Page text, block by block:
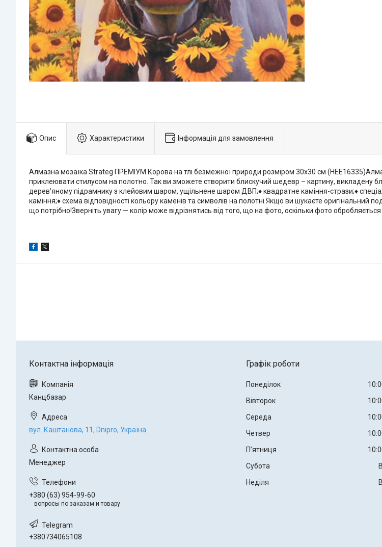
Опис Характеристики Інформація для замовлення
Алмазна мозаїка Strateg ПРЕМІУМ Корова на тлі безмежної природи розміром 30х30 см
приклеювати стилусом на полотно. Так ви зможете створити блискучий шедевр – картину, викладену
дерев'яному підрамнику з клейовим шаром, ущільнене шаром ДВП;♦ квадратне каміння-стрази;♦
каміння;♦ схема відповідності кольору каменів та символів на полотні.Якщо ви шукаєте оригінальний
що потрібно!Зверніть увагу — колір може відрізнятись від того, що на фото, оскільки фото
Канцбазар
вул. Каштанова, 11, Dnipro, Україна
Менеджер
+380 (63) 954-99-60
вопросы по заказам и товару
+380734065108
Графік роботи
Понеділок
Вівторок
Середа
Четвер
Пʼятниця
Субота
Неділя